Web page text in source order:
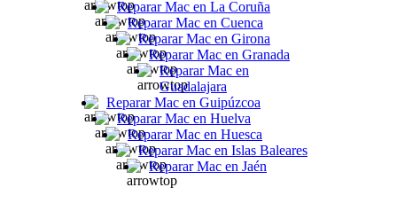
Reparar Mac en La Coruña
Reparar Mac en Cuenca
Reparar Mac en Girona
Reparar Mac en Granada
Reparar Mac en
Guadalajara
Reparar Mac en Guipúzcoa
Reparar Mac en Huelva
Reparar Mac en Huesca
Reparar Mac en Islas Baleares
Reparar Mac en Jaén